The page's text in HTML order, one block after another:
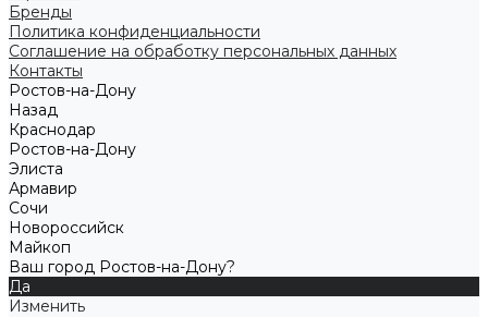
Бренды
Политика конфиденциальности
Соглашение на обработку персональных данных
Контакты
Ростов-на-Дону
Назад
Краснодар
Ростов-на-Дону
Элиста
Армавир
Сочи
Новороссийск
Майкоп
Ваш город Ростов-на-Дону?
Да
Изменить